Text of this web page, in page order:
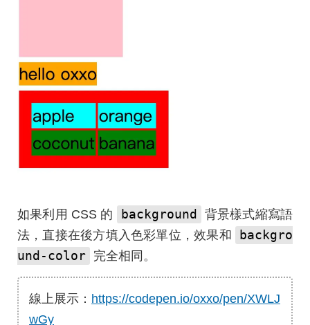
如果利用 CSS 的 background
背景樣式縮寫語
法，直接在後方填入色彩單位，效果和
backgro
und-color 完全相同。
線上展示： https://codepen.io/oxxo/pen/XWLJ
wGy